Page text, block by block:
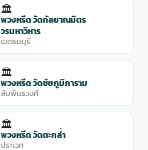
🏛️
พวงหรีด วัดกัลยาณมิตร
วรมหาวิหาร
เขตธนบุรี
🏛️
พวงหรีด วัดชัยภูมิการาม
สัมพันธวงศ์
🏛️
พวงหรีด วัดตะกล่ำ
ประเวศ